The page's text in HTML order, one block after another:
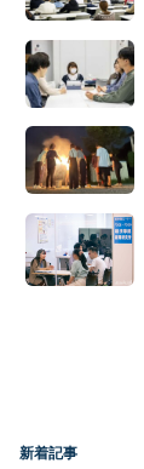
新着記事